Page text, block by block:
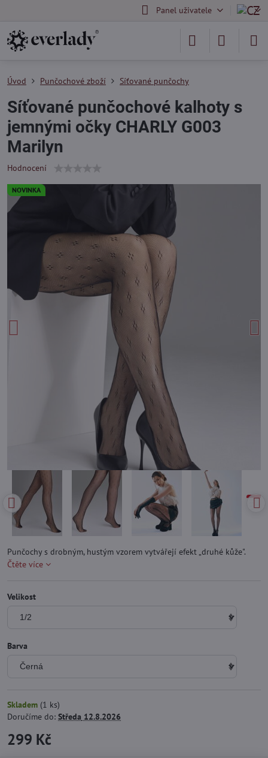
Panel uživatele
NOVINKA
Úvod Punčochové zboží Síťované punčochy
Síťované punčochové kalhoty s
jemnými očky CHARLY G003
Marilyn
Hodnocení
Punčochy s drobným, hustým vzorem vytvářejí efekt „druhé kůže".
Čtěte více
Velikost
Barva
Skladem (1 ks)
Doručíme do: Středa 12.8.2026
299 Kč